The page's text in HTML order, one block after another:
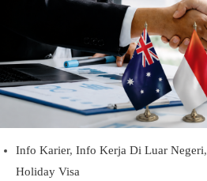
Info Karier, Info Kerja Di Luar Negeri,
Holiday Visa